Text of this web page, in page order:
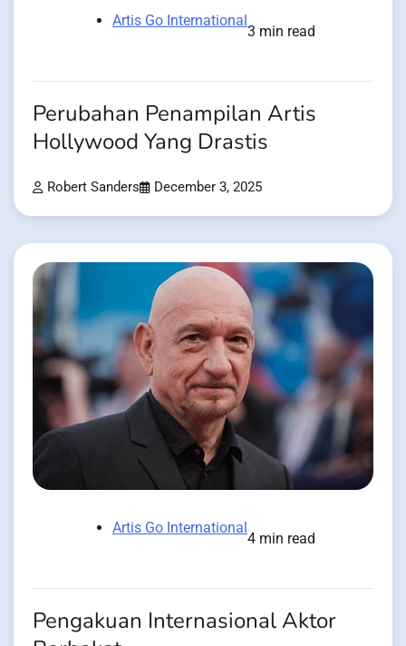
Artis Go International
3 min read
Perubahan Penampilan Artis
Hollywood Yang Drastis
Robert Sanders December 3, 2025
Artis Go International
4 min read
Pengakuan Internasional Aktor